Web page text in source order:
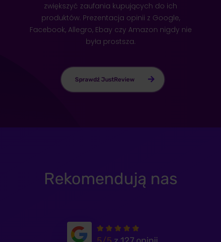
zwiększyć zaufania kupujących do ich
produktów. Prezentacja opinii z Google,
Facebook, Allegro, Ebay czy Amazon nigdy nie
była prostsza.
Sprawdź JustReview
Rekomendują nas